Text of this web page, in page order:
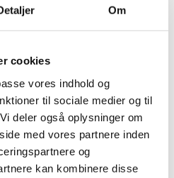
Om
cookies
vores indhold og
til sociale medier og til
deler også oplysninger om
med vores partnere inden
og
kan kombinere disse